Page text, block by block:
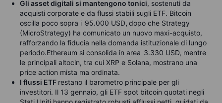
Gli asset digitali si mantengono tonici, sostenuti da
acquisti corporate e da flussi stabili sugli ETF. Bitcoin
oscilla poco sopra i 95.000 USD, dopo che Strategy
(MicroStrategy) ha comunicato un nuovo maxi-acquisto,
rafforzando la fiducia nella domanda istituzionale di lungo
periodo.Ethereum si consolida in area 3.330 USD, mentre
le principali altocin, tra cui XRP e Solana, mostrano una
price action mista ma ordinata.
I flussi ETF restano il barometro principale per gli
investitori. Il 13 gennaio, gli ETF spot bitcoin quotati negli